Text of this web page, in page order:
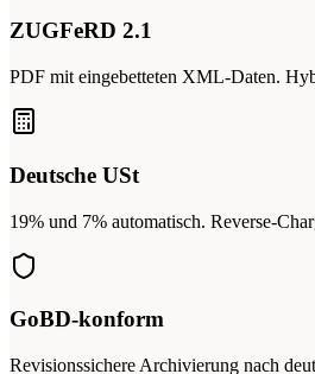
ZUGFeRD 2.1
PDF mit eingebetteten XML-Daten.
Deutsche USt
19% und 7% automatisch. Reverse-
GoBD-konform
Revisionssichere Archivierung nach